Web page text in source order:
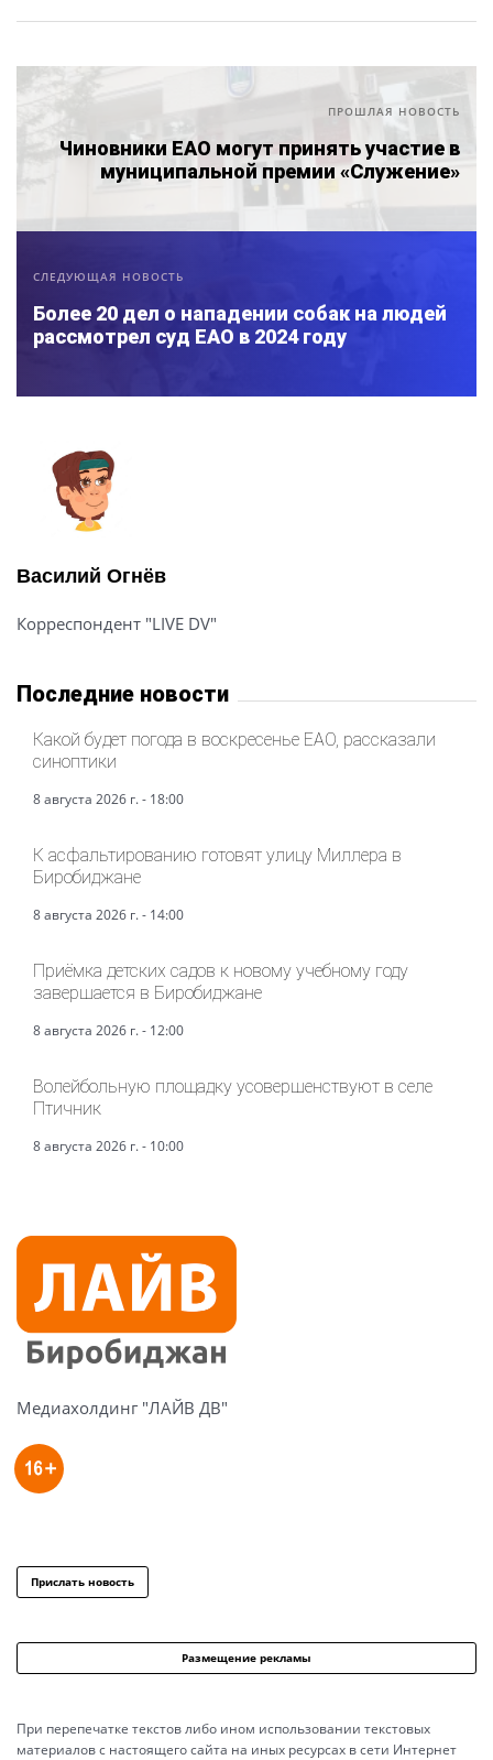
ПРОШЛАЯ НОВОСТЬ
Чиновники ЕАО могут принять участие в
муниципальной премии «Служение»
СЛЕДУЮЩАЯ НОВОСТЬ
Более 20 дел о нападении собак на людей
рассмотрел суд ЕАО в 2024 году
Василий Огнёв
Корреспондент "LIVE DV"
Последние новости
Какой будет погода в воскресенье ЕАО, рассказали
синоптики
8 августа 2026 г. - 18:00
К асфальтированию готовят улицу Миллера в
Биробиджане
8 августа 2026 г. - 14:00
Приёмка детских садов к новому учебному году
завершается в Биробиджане
8 августа 2026 г. - 12:00
Волейбольную площадку усовершенствуют в селе
Птичник
8 августа 2026 г. - 10:00
Медиахолдинг "ЛАЙВ ДВ"
Прислать новость
Размещение рекламы
При перепечатке текстов либо ином использовании текстовых
материалов с настоящего сайта на иных ресурсах в сети Интернет